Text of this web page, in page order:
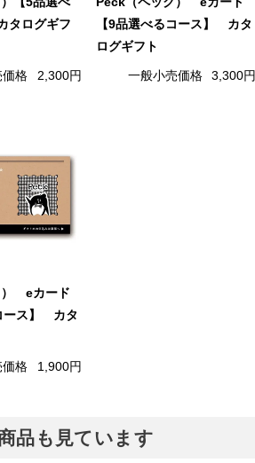
タログギフ
価格 2,300円
【9品選べるコース】 カタ
ログギフト
一般小売価格 3,300円
） eカード
ース】 カタ
価格 1,900円
品も見ています